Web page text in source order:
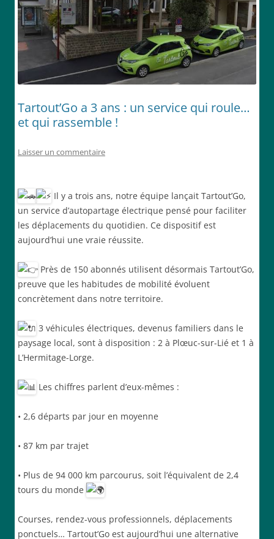
Tartout’Go a 3 ans : un service qui roule…
et qui rassemble !
Laisser un commentaire
Il y a trois ans, notre équipe lançait Tartout’Go,
un service d’autopartage électrique pensé pour faciliter
les déplacements du quotidien. Ce dispositif est
aujourd’hui une vraie réussite.
Près de 150 abonnés utilisent désormais Tartout’Go,
preuve que les habitudes de mobilité évoluent
concrètement dans notre territoire.
3 véhicules électriques, devenus familiers dans le
paysage local, sont à disposition : 2 à Plœuc-sur-Lié et 1 à
L’Hermitage-Lorge.
Les chiffres parlent d’eux-mêmes :
• 2,6 départs par jour en moyenne
• 87 km par trajet
• Plus de 94 000 km parcourus, soit l’équivalent de 2,4
tours du monde
Courses, rendez-vous professionnels, déplacements
ponctuels… Tartout’Go est aujourd’hui une alternative